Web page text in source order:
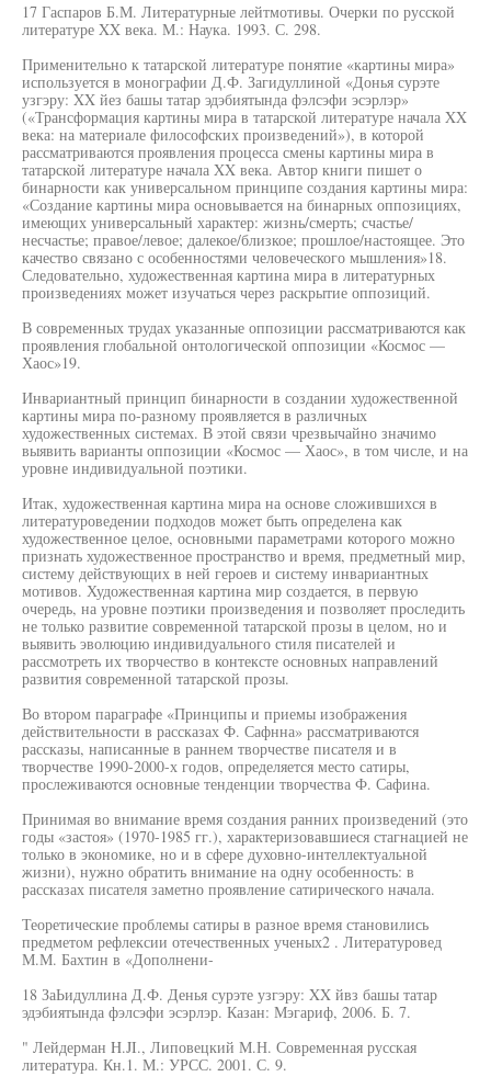
17 Гаспаров Б.М. Литературные лейтмотивы. Очерки по русской
литературе XX века. М.: Наука. 1993. С. 298.
Применительно к татарской литературе понятие «картины мира»
используется в монографии Д.Ф. Загидуллиной «Донья сурэте
узгэру: XX йез башы татар эдэбиятында фэлсэфи эсэрлэр»
(«Трансформация картины мира в татарской литературе начала XX
века: на материале философских произведений»), в которой
рассматриваются проявления процесса смены картины мира в
татарской литературе начала XX века. Автор книги пишет о
бинарности как универсальном принципе создания картины мира:
«Создание картины мира основывается на бинарных оппозициях,
имеющих универсальный характер: жизнь/смерть; счастье/
несчастье; правое/левое; далекое/близкое; прошлое/настоящее. Это
качество связано с особенностями человеческого мышления»18.
Следовательно, художественная картина мира в литературных
произведениях может изучаться через раскрытие оппозиций.
В современных трудах указанные оппозиции рассматриваются как
проявления глобальной онтологической оппозиции «Космос —
Хаос»19.
Инвариантный принцип бинарности в создании художественной
картины мира по-разному проявляется в различных
художественных системах. В этой связи чрезвычайно значимо
выявить варианты оппозиции «Космос — Хаос», в том числе, и на
уровне индивидуальной поэтики.
Итак, художественная картина мира на основе сложившихся в
литературоведении подходов может быть определена как
художественное целое, основными параметрами которого можно
признать художественное пространство и время, предметный мир,
систему действующих в ней героев и систему инвариантных
мотивов. Художественная картина мир создается, в первую
очередь, на уровне поэтики произведения и позволяет проследить
не только развитие современной татарской прозы в целом, но и
выявить эволюцию индивидуального стиля писателей и
рассмотреть их творчество в контексте основных направлений
развития современной татарской прозы.
Во втором параграфе «Принципы и приемы изображения
действительности в рассказах Ф. Сафнна» рассматриваются
рассказы, написанные в раннем творчестве писателя и в
творчестве 1990-2000-х годов, определяется место сатиры,
прослеживаются основные тенденции творчества Ф. Сафина.
Принимая во внимание время создания ранних произведений (это
годы «застоя» (1970-1985 гг.), характеризовавшиеся стагнацией не
только в экономике, но и в сфере духовно-интеллектуальной
жизни), нужно обратить внимание на одну особенность: в
рассказах писателя заметно проявление сатирического начала.
Теоретические проблемы сатиры в разное время становились
предметом рефлексии отечественных ученых2 . Литературовед
М.М. Бахтин в «Дополнени-
18 ЗаЬидуллина Д.Ф. Денья сурэте узгэру: XX йвз башы татар
эдэбиятында фэлсэфи эсэрлэр. Казан: Мэгариф, 2006. Б. 7.
" Лейдерман H.JI., Липовецкий М.Н. Современная русская
литература. Кн.1. М.: УРСС. 2001. С. 9.